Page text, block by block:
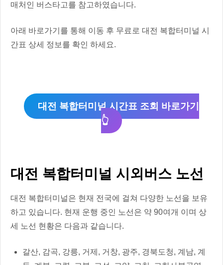
매처인 버스타고를 참고하였습니다.
아래 바로가기를 통해 이동 후 무료로 대전 복합터미널 시
간표 상세 정보를 확인 하세요.
대전 복합터미널 시간표 조회 바로가기
👆
대전 복합터미널 시외버스 노선
대전 복합터미널은 현재 전국에 걸쳐 다양한 노선을 보유
하고 있습니다. 현재 운행 중인 노선은 약 90여개 이며 상
세 노선 현황은 다음과 같습니다.
갈산, 감곡, 강릉, 거제, 거창, 광주, 경북도청, 계남, 계